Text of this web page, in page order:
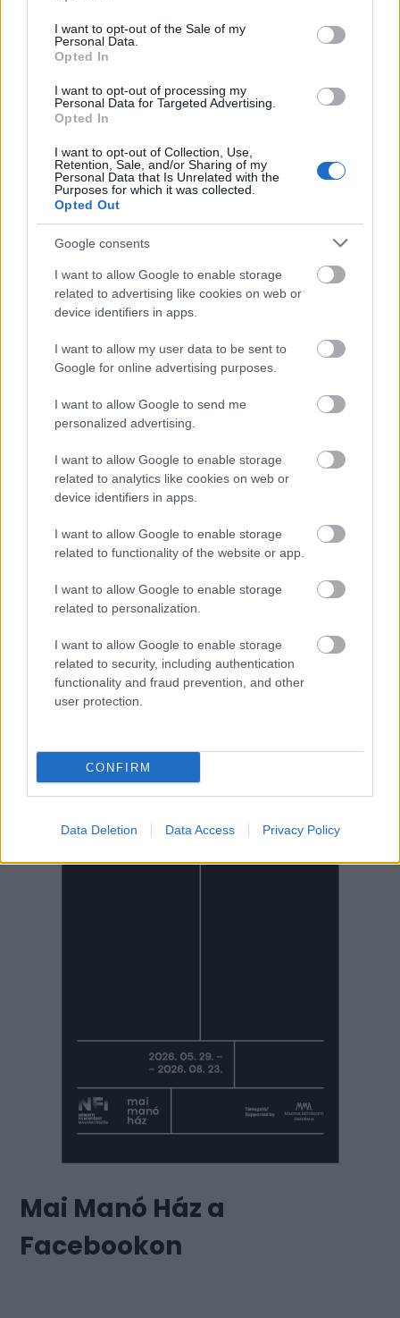
use your data for below specified purposes in below Google
consent section.
I want to opt-out of the Sale of my
Personal Data.
Opted In
I want to opt-out of processing my
Personal Data for Targeted Advertising.
Opted In
I want to opt-out of Collection, Use,
Retention, Sale, and/or Sharing of my
Personal Data that Is Unrelated with the
Purposes for which it was collected.
Opted Out
Google consents
I want to allow Google to enable storage
related to advertising like cookies on web or
device identifiers in apps.
I want to allow my user data to be sent to
Google for online advertising purposes.
I want to allow Google to send me
personalized advertising.
I want to allow Google to enable storage
related to analytics like cookies on web or
device identifiers in apps.
I want to allow Google to enable storage
related to functionality of the website or app.
I want to allow Google to enable storage
related to personalization.
I want to allow Google to enable storage
related to security, including authentication
functionality and fraud prevention, and other
user protection.
CONFIRM
Data Deletion Data Access Privacy Policy
Mai Manó Ház a
Facebookon